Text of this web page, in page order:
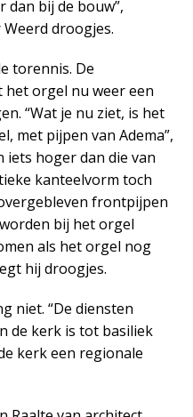
bij de bouw”,
droogjes.
torennis. De
het orgel nu weer een
“Wat je nu ziet, is het
met pijpen van Adema”,
iets hoger dan die van
kanteelvorm toch
frontpijpen
bij het orgel
als het orgel nog
hij droogjes.
niet. “De diensten
de kerk is tot basiliek
kerk een regionale